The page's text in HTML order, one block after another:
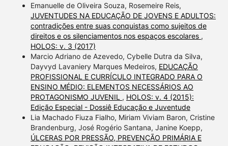
Emanuelle de Oliveira Souza, Rosemeire Reis,
JUVENTUDES NA EDUCAÇÃO DE JOVENS E ADULTOS:
contradições entre suas conquistas como sujeitos de
direitos e os silenciamentos nos espaços escolares ,
HOLOS: v. 3 (2017)
Marcio Adriano de Azevedo, Cybelle Dutra da Silva,
Dayvyd Lavaniery Marques Medeiros, EDUCAÇÃO
PROFISSIONAL E CURRÍCULO INTEGRADO PARA O
ENSINO MÉDIO: ELEMENTOS NECESSÁRIOS AO
PROTAGONISMO JUVENIL , HOLOS: v. 4 (2015):
Edição Especial - Dossiê Educação e Juventude
Lia Machado Fiuza Fialho, Miriam Viviam Baron, Cristine
Brandenburg, José Rogério Santana, Janine Koepp,
ÚLCERAS POR PRESSÃO, PREVENÇÃO PRIMÁRIA E